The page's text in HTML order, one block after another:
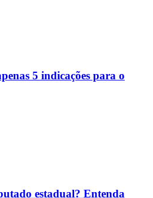
5 indicações para o
estadual? Entenda